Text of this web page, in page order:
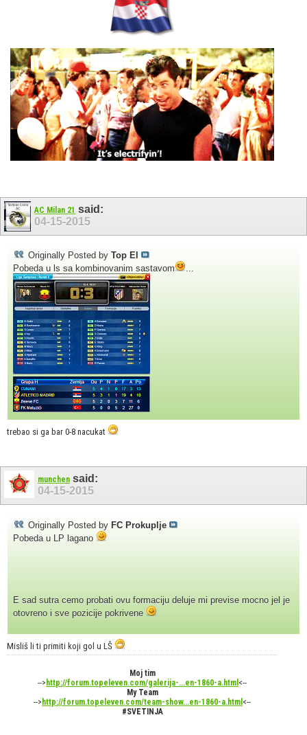
AC Milan 21 said:
04-15-2015
Originally Posted by Top El
Pobeda u ls sa kombinovanim sastavom
...
trebao si ga bar 0-8 nacukat
munchen said:
04-15-2015
Originally Posted by FC Prokuplje
Pobeda u LP lagano
E sad sutra cemo probati ovu formaciju deluje mi previse mocno jel je
otovreno i sve pozicije pokrivene
Misliš li ti primiti koji gol u LŠ
Moj tim
--> http://forum.topeleven.com/galerija-...en-1860-a.html <--
My Team
--> http://forum.topeleven.com/team-show...en-1860-a.html <--
#SVETINJA